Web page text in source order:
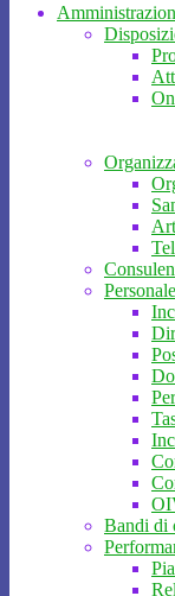
Personale
Bandi di